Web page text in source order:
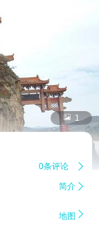
 1
0条评论 
简介 
地图 